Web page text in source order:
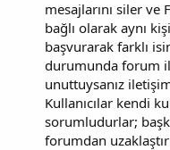
mesajlarını siler
bağlı olarak aynı
başvurarak farklı
durumunda forum
unuttuysanız
Kullanıcılar kendi
sorumludurlar;
forumdan